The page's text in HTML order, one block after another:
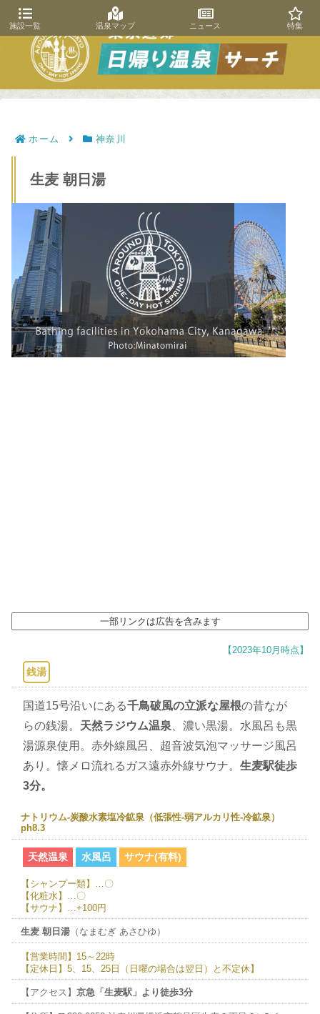
ホーム 神奈川
生麦 朝日湯
一部リンクは広告を含みます
【2023年10月時点】
銭湯
国道15号沿いにある千鳥破風の立派な屋根の昔なが
らの銭湯。 天然ラジウム温泉、濃い黒湯。水風呂も黒
湯源泉使用。赤外線風呂、超音波気泡マッサージ風呂
あり。懐メロ流れるガス遠赤外線サウナ。 生麦駅徒歩
3分。
ナトリウム-炭酸水素塩冷鉱泉（低張性-弱アルカリ性-冷鉱泉）
ph8.3
天然温泉 水風呂 サウナ(有料)
【シャンプー類】…〇
【化粧水】…〇
【サウナ】…+100円
生麦 朝日湯（なまむぎ あさひゆ）
【営業時間】15～22時
【定休日】5、15、25日（日曜の場合は翌日）と不定休】
【アクセス】 京急「生麦駅」より徒歩3分
施設一覧 温泉マップ ニュース 特集